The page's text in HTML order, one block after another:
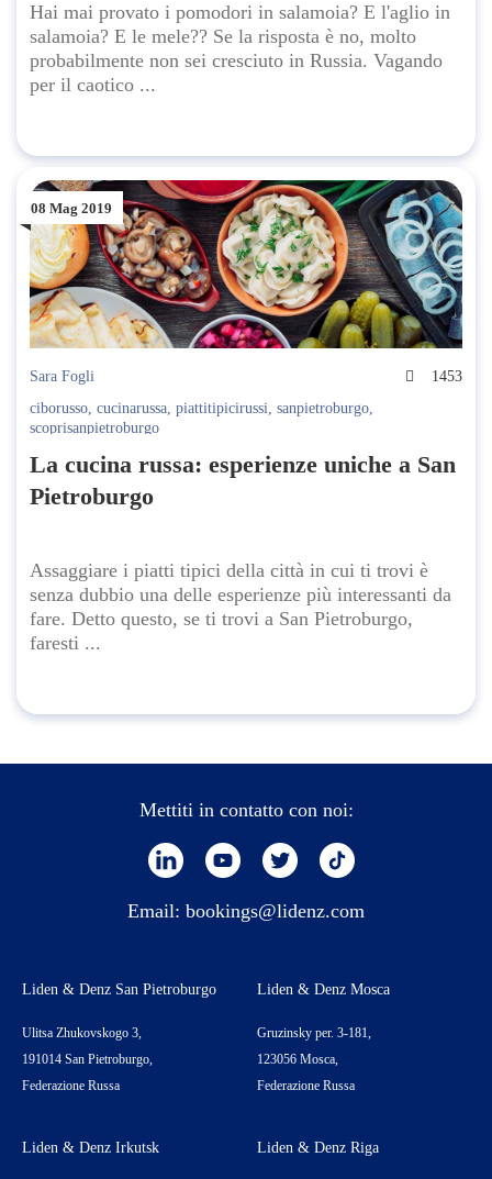
Hai mai provato i pomodori in salamoia? E l'aglio in
salamoia? E le mele?? Se la risposta è no, molto
probabilmente non sei cresciuto in Russia. Vagando
per il caotico ...
08 Mag 2019
Sara Fogli
1453
ciborusso, cucinarussa, piattitipicirussi, sanpietroburgo,
scoprisanpietroburgo
La cucina russa: esperienze uniche a San
Pietroburgo
Assaggiare i piatti tipici della città in cui ti trovi è
senza dubbio una delle esperienze più interessanti da
fare. Detto questo, se ti trovi a San Pietroburgo,
faresti ...
Mettiti in contatto con noi:
Email: bookings@lidenz.com
Liden & Denz San Pietroburgo
Ulitsa Zhukovskogo 3,
191014 San Pietroburgo,
Federazione Russa
Liden & Denz Mosca
Gruzinsky per. 3-181,
123056 Mosca,
Federazione Russa
Liden & Denz Irkutsk Liden & Denz Riga